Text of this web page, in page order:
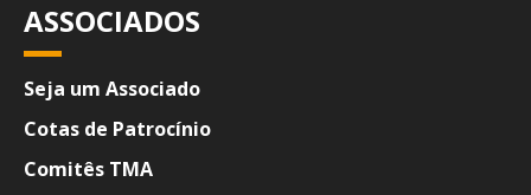
ASSOCIADOS
Seja um Associado
Cotas de Patrocínio
Comitês TMA